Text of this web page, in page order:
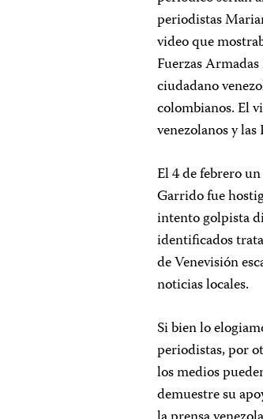
periodistas
video que
Fuerzas
ciudadano
colombianos. El
venezolanos y las
El 4 de febrero
Garrido fue
intento golpista
identificados
de Venevisión
noticias locales.
Si bien lo
periodistas, por
los medios
demuestre su